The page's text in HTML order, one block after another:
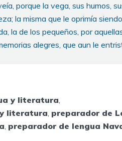
porque la vega, sus humos,
la misma que le oprimía
la de los pequeños, por
alegres, que aun le
y literatura
literatura preparador de
preparador de lengua